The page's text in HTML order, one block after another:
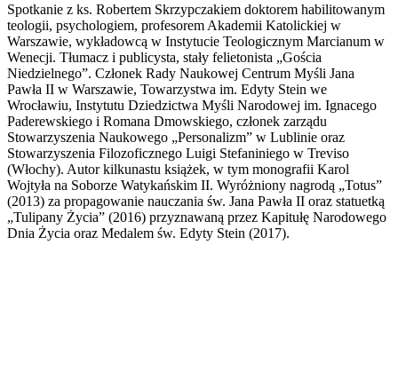
Spotkanie z ks. Robertem Skrzypczakiem doktorem habilitowanym
teologii, psychologiem, profesorem Akademii Katolickiej w
Warszawie, wykładowcą w Instytucie Teologicznym Marcianum w
Wenecji. Tłumacz i publicysta, stały felietonista „Gościa
Niedzielnego”. Członek Rady Naukowej Centrum Myśli Jana
Pawła II w Warszawie, Towarzystwa im. Edyty Stein we
Wrocławiu, Instytutu Dziedzictwa Myśli Narodowej im. Ignacego
Paderewskiego i Romana Dmowskiego, członek zarządu
Stowarzyszenia Naukowego „Personalizm” w Lublinie oraz
Stowarzyszenia Filozoficznego Luigi Stefaniniego w Treviso
(Włochy). Autor kilkunastu książek, w tym monografii Karol
Wojtyła na Soborze Watykańskim II. Wyróżniony nagrodą „Totus”
(2013) za propagowanie nauczania św. Jana Pawła II oraz statuetką
„Tulipany Życia” (2016) przyznawaną przez Kapitułę Narodowego
Dnia Życia oraz Medalem św. Edyty Stein (2017).